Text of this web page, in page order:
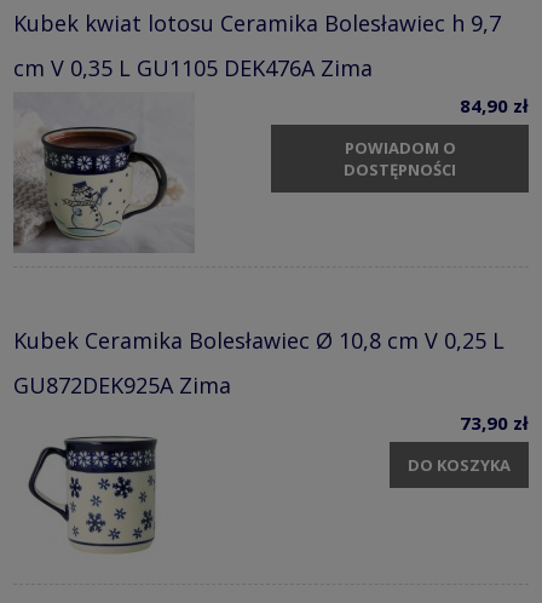
Kubek kwiat lotosu Ceramika Bolesławiec h 9,7
cm V 0,35 L GU1105 DEK476A Zima
84,90 zł
POWIADOM O
DOSTĘPNOŚCI
Kubek Ceramika Bolesławiec Ø 10,8 cm V 0,25 L
GU872DEK925A Zima
73,90 zł
DO KOSZYKA